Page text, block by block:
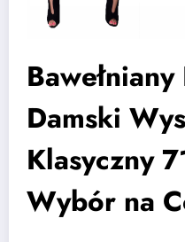
Damski
Klasyczny
Wybór na